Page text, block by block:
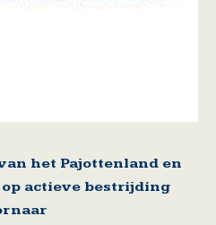
het Pajottenland en
actieve bestrijding